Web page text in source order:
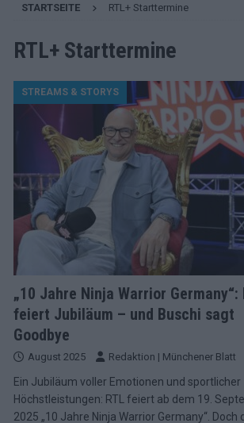
[ Mai 2026 ] ESC 2026 Finale: JJ mit
Acts EUROVISION
kommt EUROVISION
[ Mai 2026 ] Eurovision 2026: Der
KOMMENTAR
[ Mai 2026 ] Von Lugano bis Wien:
neu erfunden hat EUROVISION
[ Mai 2026 ] Eurovision 2026: Das
EUROVISION
KOMMENTAR
[ Juni 2026 ] Europa-Park
im Überblick EXTRA
[ Mai 2026 ] Bulgarien hat gewonnen
STARTSEITE RTL+ Starttermine
RTL+ Starttermine
STREAMS & STORYS
„10 Jahre Ninja Warrior Germany“:
feiert Jubiläum – und Buschi sagt
Goodbye
August 2025 Redaktion | Münchener Blatt
Ein Jubiläum voller Emotionen und sportlicher
Höchstleistungen: RTL feiert ab dem 19.
2025 „10 Jahre Ninja Warrior Germany“. Doch